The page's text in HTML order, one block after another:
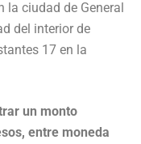
la ciudad de General
del interior de
17 en la
un monto
entre moneda